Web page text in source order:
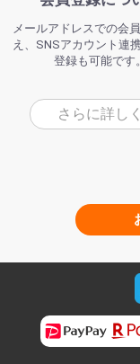
メールアドレスでの会
え、SNSアカウント連
登録も可能です。
さらに詳しく